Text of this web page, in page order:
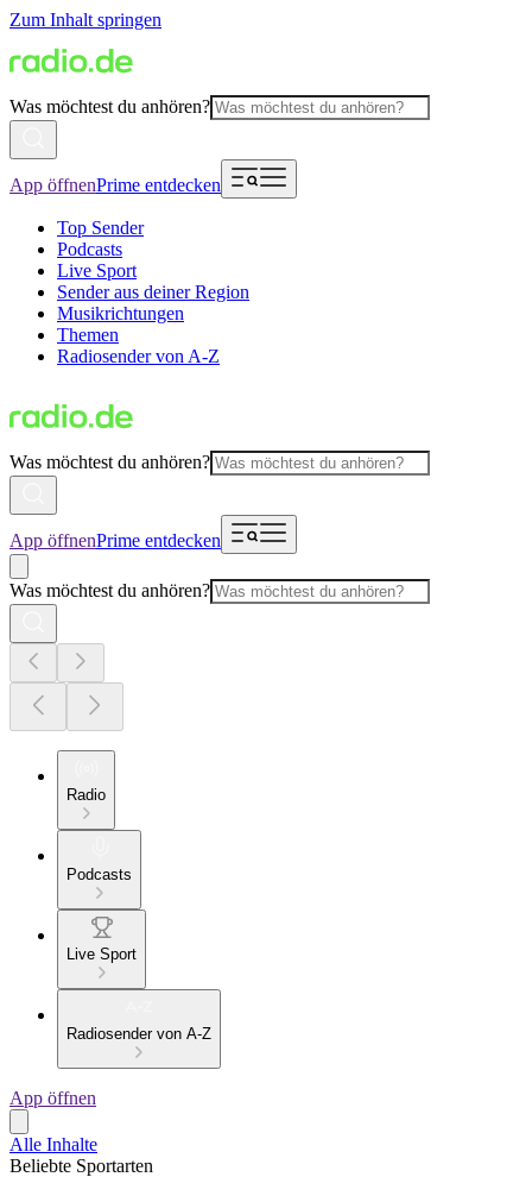
Zum Inhalt springen
Was möchtest du anhören?
App öffnenPrime entdecken
Top Sender
Podcasts
Live Sport
Sender aus deiner Region
Musikrichtungen
Themen
Radiosender von A-Z
Was möchtest du anhören?
App öffnenPrime entdecken
Was möchtest du anhören?
Radio
Podcasts
Live Sport
Radiosender von A-Z
App öffnen
Alle Inhalte
Beliebte Sportarten